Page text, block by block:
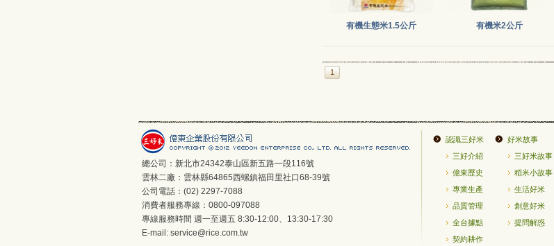
有機生態米1.5公斤 有機米2公斤
1
總公司：新北市24342泰山區新五路一段116號
雲林二廠：雲林縣64865西螺鎮福田里社口68-39號
公司電話：(02) 2297-7088
消費者服務專線：0800-097088
專線服務時間 週一至週五 8:30-12:00、13:30-17:30
E-mail: service@rice.com.tw
認識三好米
三好介紹
億東歷史
專業生產
品質管理
全台據點
契約耕作
好米故事
三好米故事
稻米小故事
生活好米
創意好米
提問解惑